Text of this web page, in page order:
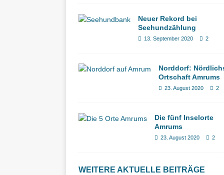
Neuer Rekord bei
Seehundzählung
13. September 2020 2
Norddorf:
Ortschaft Amrums
23. August 2020 2
Die fünf Inselorte
Amrums
23. August 2020 2
WEITERE AKTUELLE BEITRÄGE